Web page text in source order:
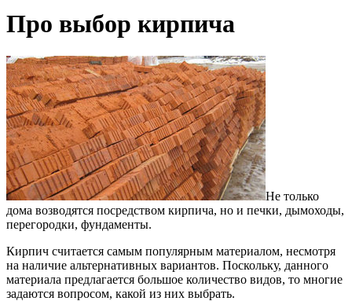
Про выбор кирпича
Не только
дома возводятся посредством кирпича, но и печки, дымоходы,
перегородки, фундаменты.
Кирпич считается самым популярным материалом, несмотря
на наличие альтернативных вариантов. Поскольку, данного
материала предлагается большое количество видов, то многие
задаются вопросом, какой из них выбрать.